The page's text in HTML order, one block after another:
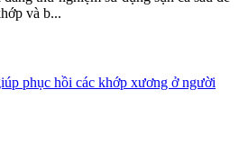
và b...
phục hồi các khớp xương ở người